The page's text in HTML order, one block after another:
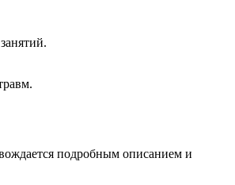
подробным описанием и